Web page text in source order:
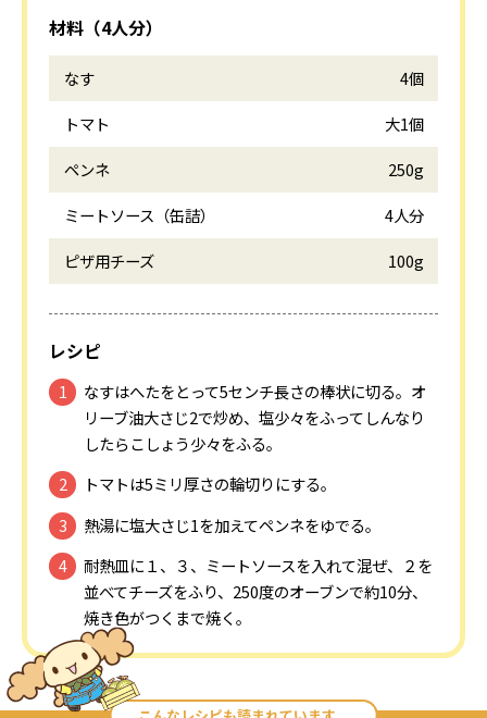
材料（4人分）
なす
4個
トマト
大1個
ペンネ
250g
ミートソース（缶詰）
4人分
ピザ用チーズ
100g
レシピ
なすはへたをとって5センチ長さの棒状に切る。オ
リーブ油大さじ2で炒め、塩少々をふってしんなり
したらこしょう少々をふる。
トマトは5ミリ厚さの輪切りにする。
熱湯に塩大さじ1を加えてペンネをゆでる。
耐熱皿に１、３、ミートソースを入れて混ぜ、２を
並べてチーズをふり、250度のオーブンで約10分、
焼き色がつくまで焼く。